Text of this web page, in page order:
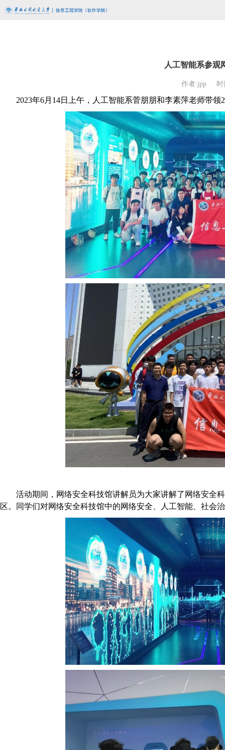
人工智能系参观
作者:jpp 时
2023年6月 14日上午，人工智能系菅朋朋和李素萍老师带领
活动期间，网络安全科技馆讲解员为大家讲解了网络安全
区。同学们对网络安全科技馆中的网络安全、人工智能、社会